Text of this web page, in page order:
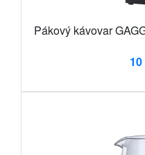
Pákový kávovar